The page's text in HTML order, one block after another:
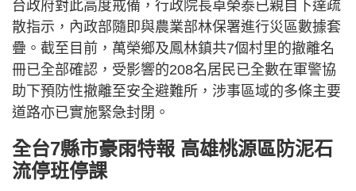
台政府對此高度戒備，行政院長卓榮泰已親自下達疏
散指示，內政部隨即與農業部林保署進行災區數據套
疊。截至目前，萬榮鄉及鳳林鎮共7個村里的撤離名
冊已全部確認，受影響的208名居民已全數在軍警協
助下預防性撤離至安全避難所，涉事區域的多條主要
道路亦已實施緊急封閉。
全台7縣市豪雨特報 高雄桃源區防泥石
流停班停課